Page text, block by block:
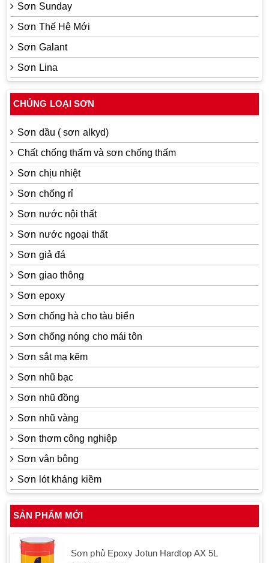
Sơn Sunday
Sơn Thế Hệ Mới
Sơn Galant
Sơn Lina
CHỦNG LOẠI SƠN
Sơn dầu ( sơn alkyd)
Chất chống thấm và sơn chống thấm
Sơn chịu nhiệt
Sơn chống rỉ
Sơn nước nội thất
Sơn nước ngoại thất
Sơn giả đá
Sơn giao thông
Sơn epoxy
Sơn chống hà cho tàu biển
Sơn chống nóng cho mái tôn
Sơn sắt mạ kẽm
Sơn nhũ bạc
Sơn nhũ đồng
Sơn nhũ vàng
Sơn thơm công nghiệp
Sơn vân bông
Sơn lót kháng kiềm
SẢN PHẨM MỚI
Sơn phủ Epoxy Jotun Hardtop AX 5L